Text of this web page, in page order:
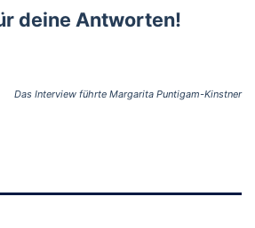
dei­ne Ant­wor­ten!
Das Inter­view führ­te Mar­ga­ri­ta Pun­ti­gam-Kinst­ner